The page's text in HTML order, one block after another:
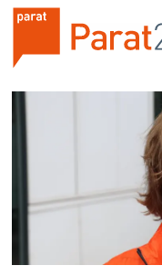
Tag:
anneli
nyberg